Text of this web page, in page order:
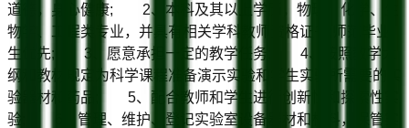
道德，身心健康; 2、本科及其以上学历，物理、化学、生
物学、工程类专业，并具有相关学科教师资格证书;师范毕业
生优先; 3、愿意承担一定的教学任务; 4、按照教学大
纲和教材规定为科学课程准备演示实验和学生实验所需要的实
验器材和药品; 5、配合教师和学生进行创新性和探索性实
验; 6、管理、维护、登记实验室设备器材和材料，保管实